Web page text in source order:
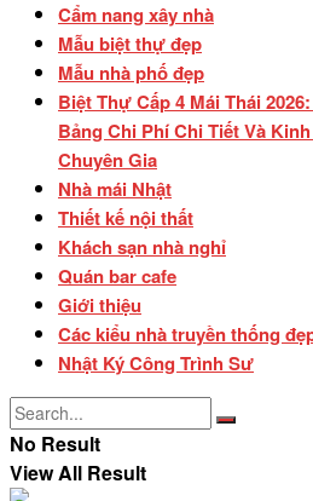
Cẩm nang xây nhà
Mẫu biệt thự đẹp
Mẫu nhà phố đẹp
Biệt Thự Cấp 4 Mái Thái
Bảng Chi Phí Chi Tiết Và
Chuyên Gia
Nhà mái Nhật
Thiết kế nội thất
Khách sạn nhà nghỉ
Quán bar cafe
Giới thiệu
Các kiểu nhà truyền thống
Nhật Ký Công Trình Sư
No Result
View All Result